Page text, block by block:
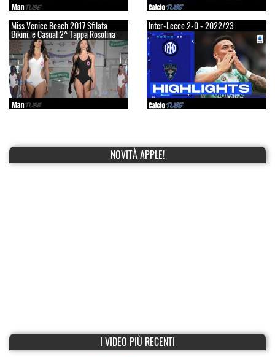
Miss Venice Beach 2017 Sfilata
Bikini, e Casual 2^ Tappa Rosolina
Inter-Lecce 2-0 - 2022/23
NOVITÀ APPLE!
I VIDEO PIÙ RECENTI